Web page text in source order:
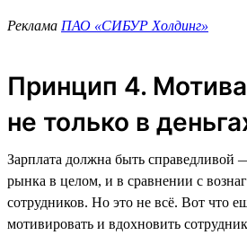
Реклама ПАО «СИБУР Холдинг»
Принцип 4.
не только в
Зарплата должна быть справедливой
рынка в целом, и в сравнении с
сотрудников. Но это не всё. Вот что
мотивировать и вдохновить